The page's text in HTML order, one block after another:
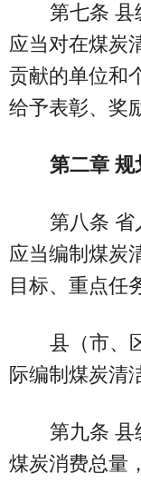
第七条 县
应当对在煤炭
贡献的单位和
给予表彰、奖
第二章 规
第八条 省
应当编制煤炭
目标、重点任
县（市、
际编制煤炭清
第九条 县
煤炭消费总量